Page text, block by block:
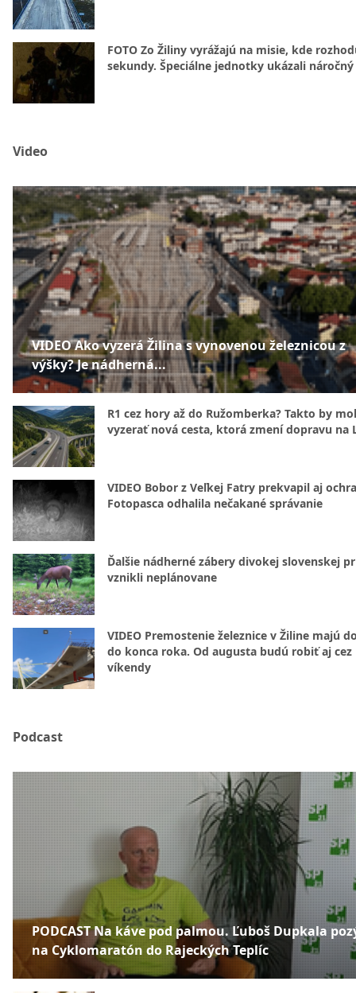
FOTO Zo Žiliny vyrážajú na misie, kde
sekundy. Špeciálne jednotky ukázali
Video
VIDEO Ako vyzerá Žilina s vynovenou železnicou z
výšky? Je nádherná...
R1 cez hory až do Ružomberka? Takto by
vyzerať nová cesta, ktorá zmení dopravu na
VIDEO Bobor z Veľkej Fatry prekvapil aj
Fotopasca odhalila nečakané správanie
Ďalšie nádherné zábery divokej slovenskej
vznikli neplánovane
VIDEO Premostenie železnice v Žiline majú
do konca roka. Od augusta budú robiť aj cez
víkendy
Podcast
PODCAST Na káve pod palmou. Ľuboš Dupkala
na Cyklomaratón do Rajeckých Teplíc